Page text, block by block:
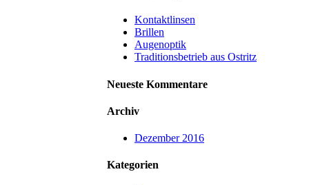
Kontaktlinsen
Brillen
Augenoptik
Traditionsbetrieb aus Ostritz
Neueste Kommentare
Archiv
Dezember 2016
Kategorien